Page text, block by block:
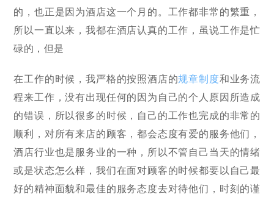
的，也正是因为酒店这一个月的。工作都非常的繁重，
所以一直以来，我都在酒店认真的工作，虽说工作是忙
碌的，但是
在工作的时候，我严格的按照酒店的规章制度和业务流
程来工作，没有出现任何的因为自己的个人原因所造成
的错误，所以很多的时候，自己的工作也完成的非常的
顺利，对所有来店的顾客，都会态度有爱的服务他们，
酒店行业也是服务业的一种，所以不管自己当天的情绪
或是状态怎么样，我们在面对顾客的时候都要以自己最
好的精神面貌和最佳的服务态度去对待他们，时刻的谨